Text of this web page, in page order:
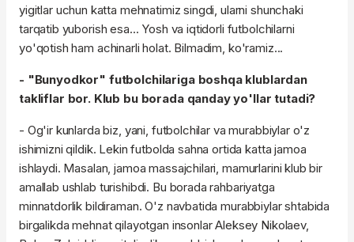
yigitlar uchun katta mehnatimiz singdi, ularni shunchaki
tarqatib yuborish esa... Yosh va iqtidorli futbolchilarni
yo'qotish ham achinarli holat. Bilmadim, ko'ramiz...
- "Bunyodkor" futbolchilariga boshqa klublardan
takliflar bor. Klub bu borada qanday yo'llar tutadi?
- Og'ir kunlarda biz, yani, futbolchilar va murabbiylar o'z
ishimizni qildik. Lekin futbolda sahna ortida katta jamoa
ishlaydi. Masalan, jamoa massajchilari, mamurlarini klub bir
amallab ushlab turishibdi. Bu borada rahbariyatga
minnatdorlik bildiraman. O'z navbatida murabbiylar shtabida
birgalikda mehnat qilayotgan insonlar Aleksey Nikolaev,